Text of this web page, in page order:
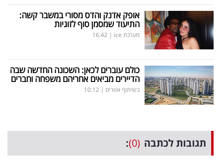
אופק אדנק והדס מסורי במשבר קשה:
התיעוד שמסמן סוף לזוגיות
מערכת ice |
16:42
כולם עוברים לכאן: השכונה החדשה שבה
הדיירים מביאים אחריהם משפחה וחברים
בשיתוף אזורים |
10:12
תגובות לכתבה (0)
: